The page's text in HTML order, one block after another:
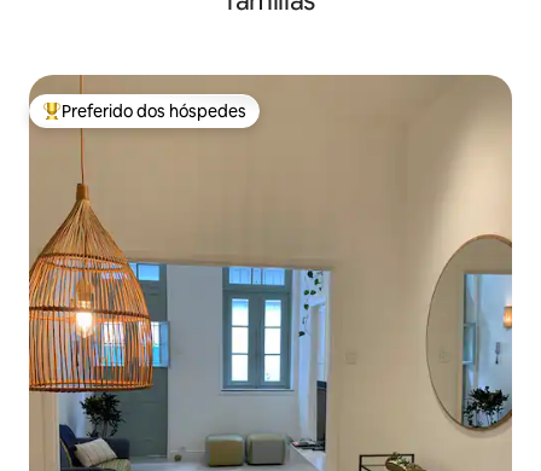
Entre os melhores preferidos dos hóspedes
Preferido dos hóspedes